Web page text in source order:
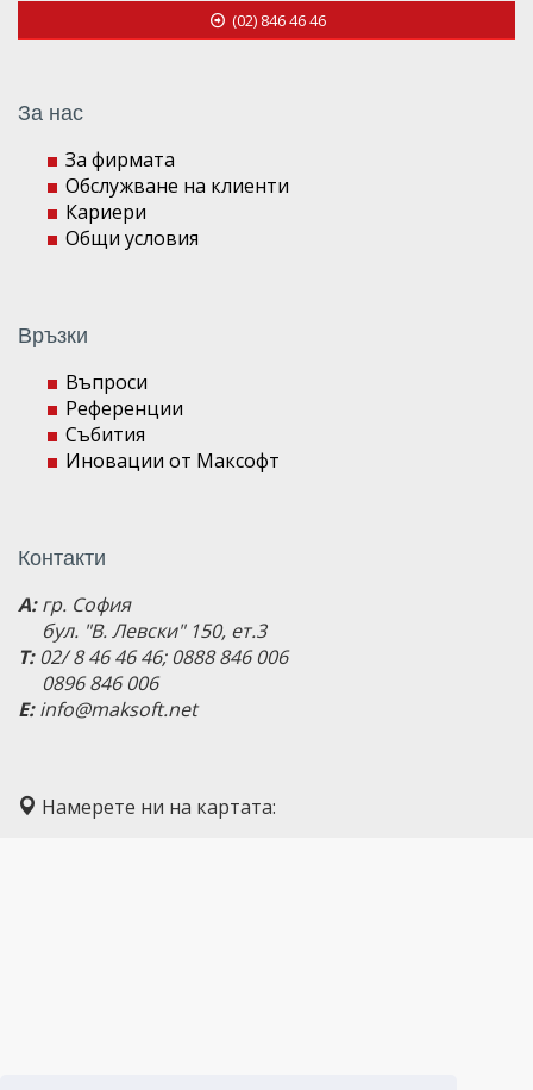
(02) 846 46 46
За нас
За фирмата
Обслужване на клиенти
Кариери
Общи условия
Връзки
Въпроси
Референции
Събития
Иновации от Максофт
Контакти
A:гр. София
бул. "В. Левски" 150, ет.3
T:02/ 8 46 46 46; 0888 846 006
0896 846 006
E:info@maksoft.net
Намерете ни на картата: